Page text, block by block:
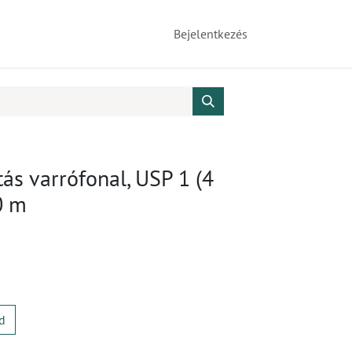
Bejelentkezés
varrófonal, USP 1 (4
m